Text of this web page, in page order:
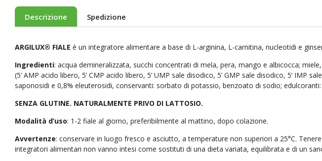
Descrizione Spedizione
ARGILUX® FIALE è un integratore alimentare a base di L-arginina, L-carnitina, nucleotidi e
Ingredienti: acqua demineralizzata, succhi concentrati di mela, pera, mango e albicocca;
(5’ AMP acido libero, 5’ CMP acido libero, 5’ UMP sale disodico, 5’ GMP sale disodico, 5’
saponosidi e 0,8% eleuterosidi, conservanti: sorbato di potassio, benzoato di sodio;
SENZA GLUTINE. NATURALMENTE PRIVO DI LATTOSIO.
Modalità d’uso: 1-2 fiale al giorno, preferibilmente al mattino, dopo colazione.
Avvertenze: conservare in luogo fresco e asciutto, a temperature non superiori a 25°C.
integratori alimentari non vanno intesi come sostituti di una dieta variata, equilibrata e di un